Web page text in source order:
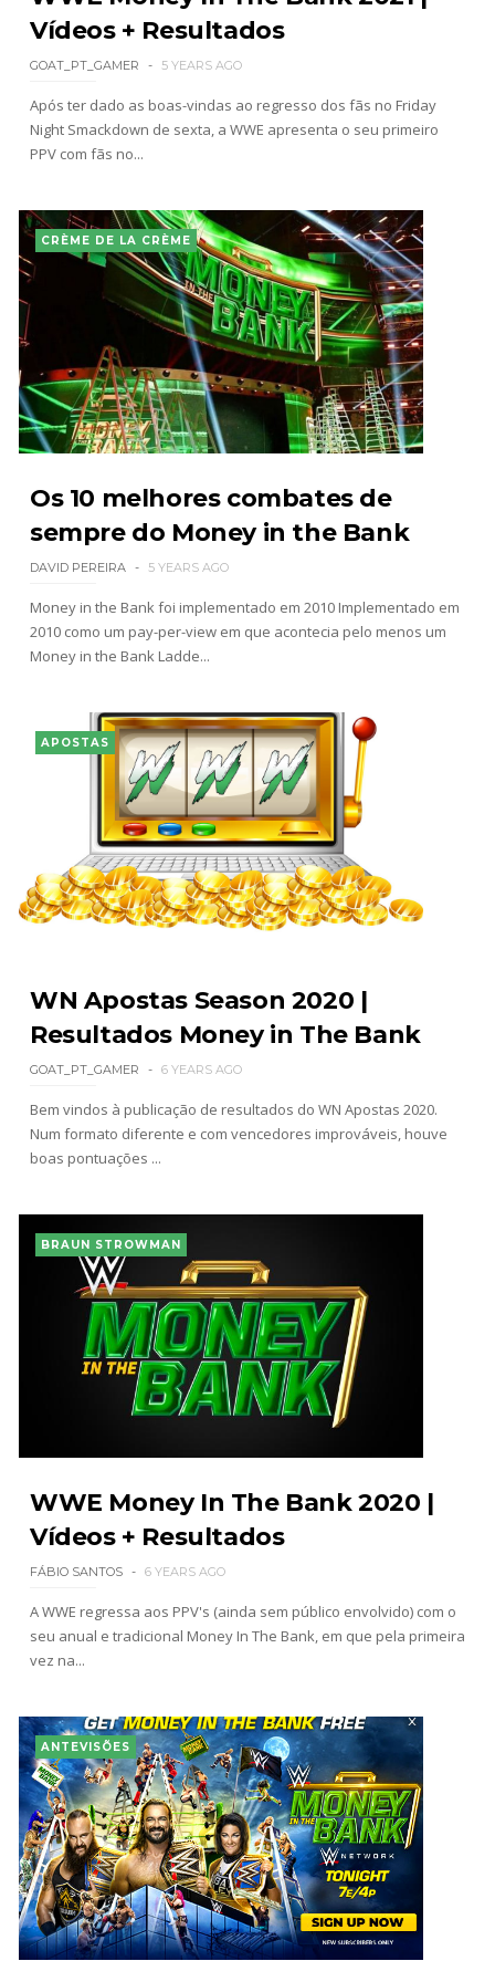
Vídeos + Resultados
GOAT_PT_GAMER 5 YEARS AGO
Após ter dado as boas-vindas ao regresso dos fãs no Friday
Night Smackdown de sexta, a WWE apresenta o seu primeiro
PPV com fãs no...
CRÈME DE LA CRÈME
Os 10 melhores combates de
sempre do Money in the Bank
DAVID PEREIRA 5 YEARS AGO
Money in the Bank foi implementado em 2010 Implementado em
2010 como um pay-per-view em que acontecia pelo menos um
Money in the Bank Ladde...
APOSTAS
WN Apostas Season 2020 |
Resultados Money in The Bank
GOAT_PT_GAMER 6 YEARS AGO
Bem vindos à publicação de resultados do WN Apostas 2020.
Num formato diferente e com vencedores improváveis, houve
boas pontuações ...
BRAUN STROWMAN
WWE Money In The Bank 2020 |
Vídeos + Resultados
FÁBIO SANTOS 6 YEARS AGO
A WWE regressa aos PPV's (ainda sem público envolvido) com o
seu anual e tradicional Money In The Bank, em que pela primeira
vez na...
ANTEVISÕES